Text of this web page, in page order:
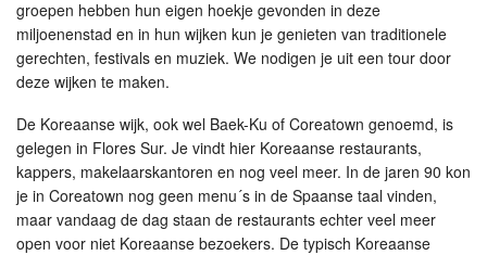
groepen hebben hun eigen hoekje gevonden in deze
miljoenenstad en in hun wijken kun je genieten van traditionele
gerechten, festivals en muziek. We nodigen je uit een tour door
deze wijken te maken.
De Koreaanse wijk, ook wel Baek-Ku of Coreatown genoemd, is
gelegen in Flores Sur. Je vindt hier Koreaanse restaurants,
kappers, makelaarskantoren en nog veel meer. In de jaren 90 kon
je in Coreatown nog geen menu´s in de Spaanse taal vinden,
maar vandaag de dag staan de restaurants echter veel meer
open voor niet Koreaanse bezoekers. De typisch Koreaanse